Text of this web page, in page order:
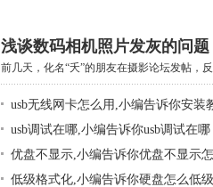
浅谈数码相机照片发灰的问题
前几天，化名“夭”的朋友在摄影论坛发帖，
usb无线网卡怎么用,小编告诉你安装
usb调试在哪,小编告诉你usb调试在哪
优盘不显示,小编告诉你优盘不显示
低级格式化,小编告诉你硬盘怎么低